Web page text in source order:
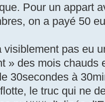
Pour un appart
on a payé 50
visiblement pas eu
» des mois chauds
30secondes à
le truc qui ne